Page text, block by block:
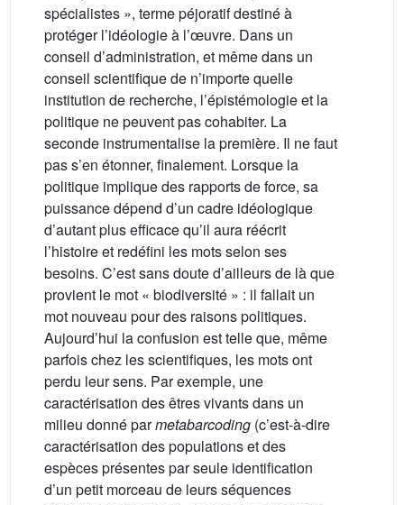
spécialistes », terme péjoratif destiné à
protéger l’idéologie à l’œuvre. Dans un
conseil d’administration, et même dans un
conseil scientifique de n’importe quelle
institution de recherche, l’épistémologie et la
politique ne peuvent pas cohabiter. La
seconde instrumentalise la première. Il ne faut
pas s’en étonner, finalement. Lorsque la
politique implique des rapports de force, sa
puissance dépend d’un cadre idéologique
d’autant plus efficace qu’il aura réécrit
l’histoire et redéfini les mots selon ses
besoins. C’est sans doute d’ailleurs de là que
provient le mot « biodiversité » : il fallait un
mot nouveau pour des raisons politiques.
Aujourd’hui la confusion est telle que, même
parfois chez les scientifiques, les mots ont
perdu leur sens. Par exemple, une
caractérisation des êtres vivants dans un
milieu donné parmetabarcoding (c’est-à-dire
caractérisation des populations et des
espèces présentes par seule identification
d’un petit morceau de leurs séquences